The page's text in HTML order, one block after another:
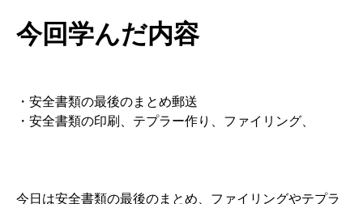
今回学んだ内容
・安全書類の最後のまとめ郵送
・安全書類の印刷、テプラー作り、ファイリング、
今日は安全書類の最後のまとめ、ファイリングやテプラ